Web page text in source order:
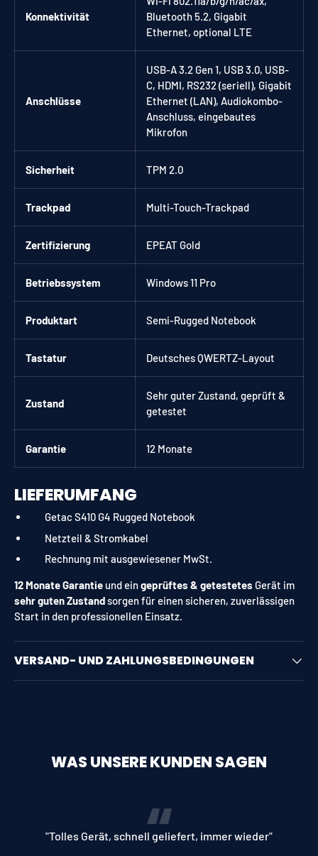
Konnektivität
Bluetooth 5.2, Gigabit
Ethernet, optional LTE
Anschlüsse
USB-A 3.2 Gen 1, USB 3.0, USB-
C, HDMI, RS232 (seriell), Gigabit
Ethernet (LAN), Audiokombo-
Anschluss, eingebautes
Mikrofon
Sicherheit TPM 2.0
Trackpad Multi-Touch-Trackpad
Zertifizierung EPEAT Gold
Betriebssystem Windows 11 Pro
Produktart Semi-Rugged Notebook
Tastatur Deutsches QWERTZ-Layout
Zustand
Sehr guter Zustand, geprüft &
getestet
Garantie 12 Monate
LIEFERUMFANG
Getac S410 G4 Rugged Notebook
Netzteil & Stromkabel
Rechnung mit ausgewiesener MwSt.
12 Monate Garantie und eingeprüftes & getestetes Gerät im
sehr guten Zustandsorgen für einen sicheren, zuverlässigen
Start in den professionellen Einsatz.
VERSAND- UND ZAHLUNGSBEDINGUNGEN
WAS UNSERE KUNDEN SAGEN
"Tolles Gerät, schnell geliefert, immer wieder"